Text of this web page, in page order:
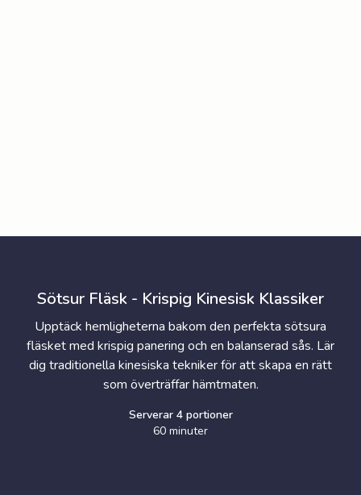
Sötsur Fläsk - Krispig Kinesisk Klassiker
Upptäck hemligheterna bakom den perfekta sötsura
fläsket med krispig panering och en balanserad sås. Lär
dig traditionella kinesiska tekniker för att skapa en rätt
som överträffar hämtmaten.
Serverar 4portioner
60 minuter